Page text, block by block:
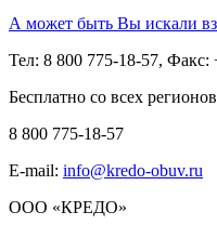
А может быть Вы искали
Тел: 8 800 775-18-57, Факс:
Бесплатно со всех
8 800 775-18-57
E-mail: info@kredo-obuv.ru
ООО «КРЕДО»